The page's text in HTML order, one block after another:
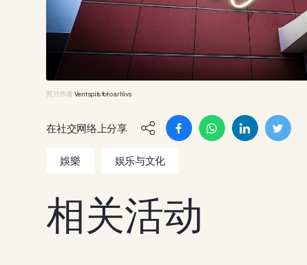
照片作者 Ventspils foto arhīvs
在社交网络上分享
娛樂 娱乐与文化
相关活动